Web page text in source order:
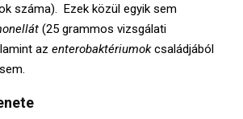
száma). Ezek közül egyik sem
(25 grammos vizsgálati
az enterobaktériumokcsaládjából